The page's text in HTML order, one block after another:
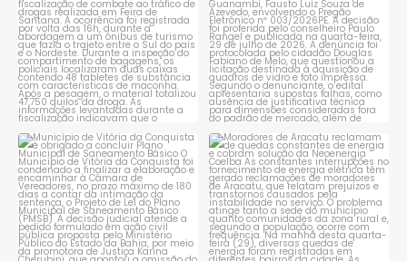
Município de Vitória da
Conquista é obrigado a...
1 0
Moradores de Aracatu
reclamam de quedas
constantes ...
1 0